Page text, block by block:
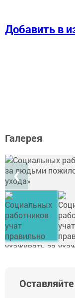
Добавить в
Галерея
❮